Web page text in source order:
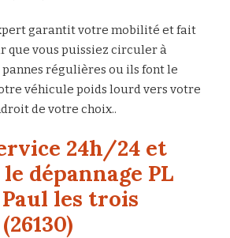
garantit votre mobilité et fait
que vous puissiez circuler à
régulières ou ils font le
véhicule poids lourd vers votre
de votre choix..
24h/24 et
dépannage PL
les trois